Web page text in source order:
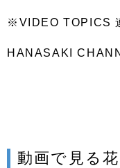
※VIDEO TOPICS
HANASAKI
動画で見る